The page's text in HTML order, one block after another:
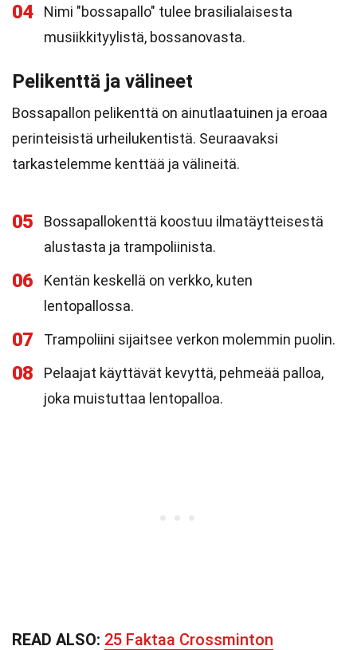
04
Nimi "bossapallo" tulee brasilialaisesta
musiikkityylistä, bossanovasta.
Pelikenttä ja välineet
Bossapallon pelikenttä on ainutlaatuinen ja eroaa
perinteisistä urheilukentistä. Seuraavaksi
tarkastelemme kenttää ja välineitä.
05
Bossapallokenttä koostuu ilmatäytteisestä
alustasta ja trampoliinista.
06
Kentän keskellä on verkko, kuten
lentopallossa.
07 Trampoliini sijaitsee verkon molemmin puolin.
08
Pelaajat käyttävät kevyttä, pehmeää palloa,
joka muistuttaa lentopalloa.
READ ALSO: 25 Faktaa Crossminton